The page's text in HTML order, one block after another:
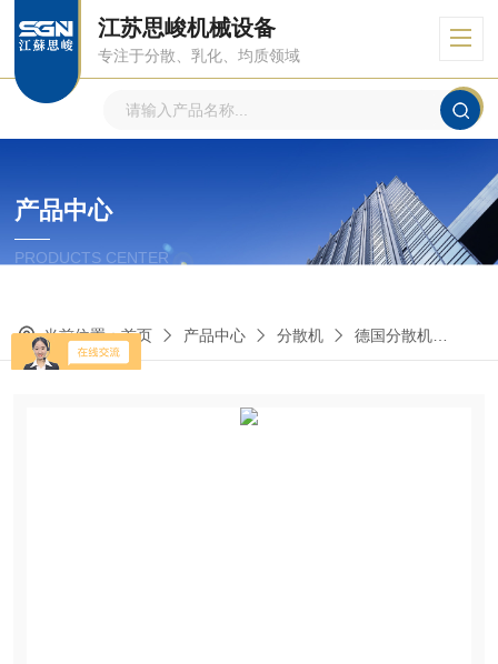
江苏思峻机械设备
专注于分散、乳化、均质领域
产品中心
PRODUCTS CENTER
当前位置：首页 产品中心 分散机 德国分散机